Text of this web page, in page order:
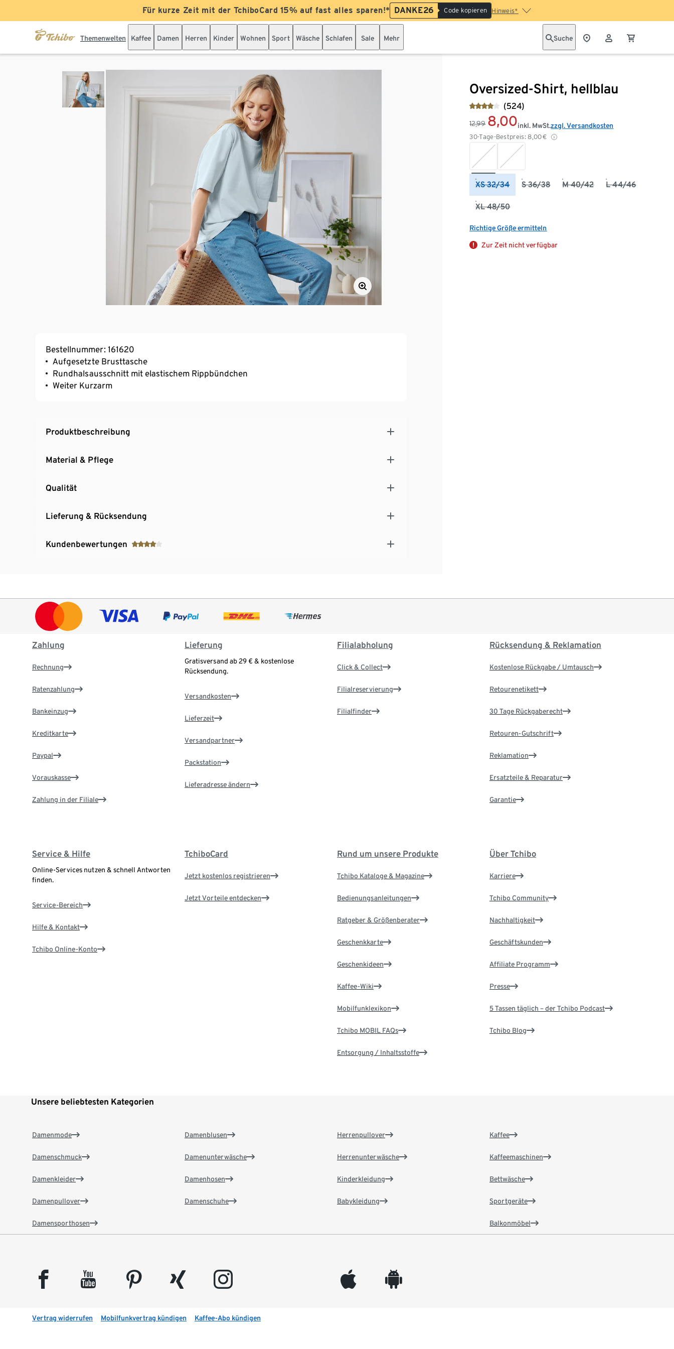
Für kurze Zeit mit der TchiboCard 15% auf fast alles sparen!* DANKE26 Code kopieren Hinweis*
Themenwelten Kaffee Damen Herren Kinder Wohnen Sport Wäsche Schlafen Sale Mehr Suche
Oversized-Shirt, hellblau
(524)
12,99 8,00
30-Tage-Bestpreis: 8,00€
inkl. MwSt.zzgl. Versandkosten
XS 32/34 S 36/38 M 40/42 L 44/46
XL 48/50
Richtige Größe ermitteln
Zur Zeit nicht verfügbar
Bestellnummer: 161620
Aufgesetzte Brusttasche
Rundhalsausschnitt mit elastischem Rippbündchen
Weiter Kurzarm
Produktbeschreibung
Material & Pflege
Qualität
Lieferung & Rücksendung
Kundenbewertungen
Zahlung
Rechnung
Ratenzahlung
Bankeinzug
Kreditkarte
Paypal
Vorauskasse
Zahlung in der Filiale
Lieferung
Gratisversand ab 29 € & kostenlose
Rücksendung.
Versandkosten
Lieferzeit
Versandpartner
Packstation
Lieferadresse ändern
Filialabholung
Click & Collect
Filialreservierung
Filialfinder
Rücksendung & Reklamation
Kostenlose Rückgabe / Umtausch
Retourenetikett
30 Tage Rückgaberecht
Retouren-Gutschrift
Reklamation
Ersatzteile & Reparatur
Garantie
Service & Hilfe
Online-Services nutzen & schnell Antworten
finden.
Service-Bereich
Hilfe & Kontakt
Tchibo Online-Konto
TchiboCard
Jetzt kostenlos registrieren
Jetzt Vorteile entdecken
Rund um unsere Produkte
Tchibo Kataloge & Magazine
Bedienungsanleitungen
Ratgeber & Größenberater
Geschenkkarte
Geschenkideen
Kaffee-Wiki
Mobilfunklexikon
Tchibo MOBIL FAQs
Entsorgung / Inhaltsstoffe
Über Tchibo
Karriere
Tchibo Community
Nachhaltigkeit
Geschäftskunden
Affiliate Programm
Presse
5 Tassen täglich – der Tchibo Podcast
Tchibo Blog
Unsere beliebtesten Kategorien
Damenmode
Damenschmuck
Damenkleider
Damenpullover
Damensporthosen
Damenblusen
Damenunterwäsche
Damenhosen
Damenschuhe
Herrenpullover
Herrenunterwäsche
Kinderkleidung
Babykleidung
Kaffee
Kaffeemaschinen
Bettwäsche
Sportgeräte
Balkonmöbel
facebook youtube pinterest xing instagram appleinc android
Vertrag widerrufen Mobilfunkvertrag kündigen Kaffee-Abo kündigen